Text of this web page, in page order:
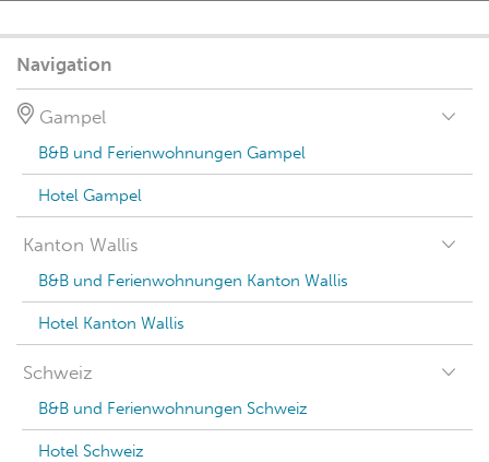
Navigation
Gampel
B&B und Ferienwohnungen Gampel
Hotel Gampel
Kanton Wallis
B&B und Ferienwohnungen Kanton Wallis
Hotel Kanton Wallis
Schweiz
B&B und Ferienwohnungen Schweiz
Hotel Schweiz